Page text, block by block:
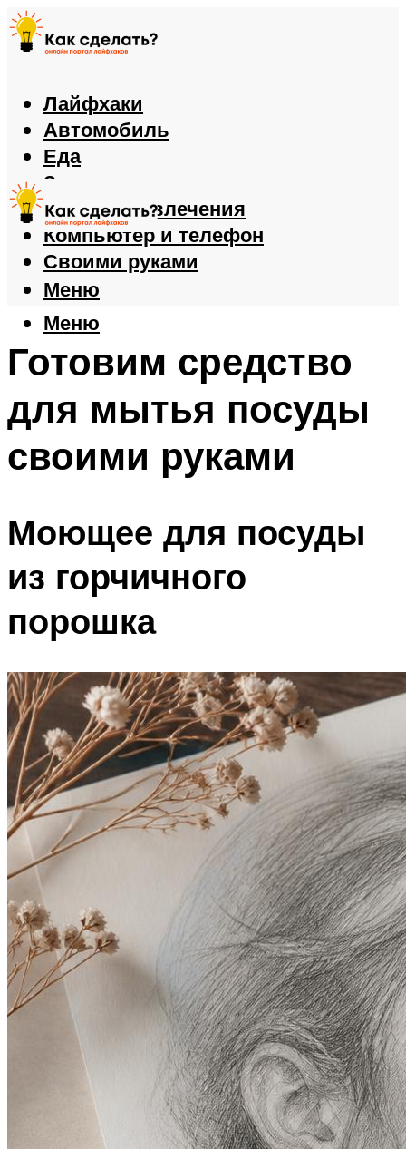
Лайфхаки
Автомобиль
Еда
Здоровье
Игры и развлечения
Компьютер и телефон
Своими руками
Меню
Меню
Готовим средство
для мытья посуды
своими руками
Моющее для посуды
из горчичного
порошка